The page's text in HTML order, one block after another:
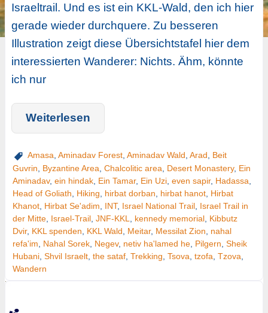
Israeltrail. Und es ist ein KKL-Wald, den ich hier
gerade wieder durchquere. Zu besseren
Illustration zeigt diese Übersichtstafel hier dem
interessierten Wanderer: Nichts. Ähm, könnte
ich nur
Weiterlesen
Amasa, Aminadav Forest, Aminadav Wald, Arad, Beit
Guvrin, Byzantine Area, Chalcolitic area, Desert Monastery, Ein
Aminadav, ein hindak, Ein Tamar, Ein Uzi, even sapir, Hadassa,
Head of Goliath, Hiking, hirbat dorban, hirbat hanot, Hirbat
Khanot, Hirbat Se'adim, INT, Israel National Trail, Israel Trail in
der Mitte, Israel-Trail, JNF-KKL, kennedy memorial, Kibbutz
Dvir, KKL spenden, KKL Wald, Meitar, Messilat Zion, nahal
refa'im, Nahal Sorek, Negev, netiv ha'lamed he, Pilgern, Sheik
Hubani, Shvil Israelt, the sataf, Trekking, Tsova, tzofa, Tzova,
Wandern